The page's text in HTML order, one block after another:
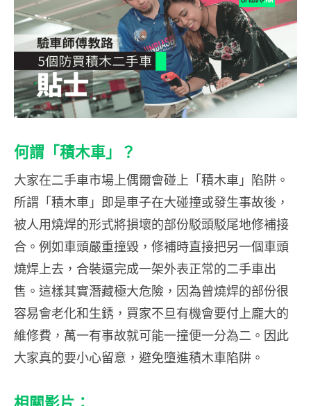
何謂「積木車」？
大家在二手車市場上偶爾會碰上「積木車」陷阱。
所謂「積木車」即是車子在大碰撞或發生事故後，
被人用燒焊的形式將損壞的部份駁頭駁尾地修補接
合。例如車頭嚴重撞毀，修補時直接把另一個車頭
燒焊上去，合裝還完成一架外表正常的二手車出
售。這樣其實潛藏極大危險，因為曾燒焊的部份很
容易會老化和生銹，買家不旦有機會要付上龐大的
維修費，萬一有事故就可能一撞便一分為二。因此
大家真的要小心留意，避免墮進積木車陷阱。